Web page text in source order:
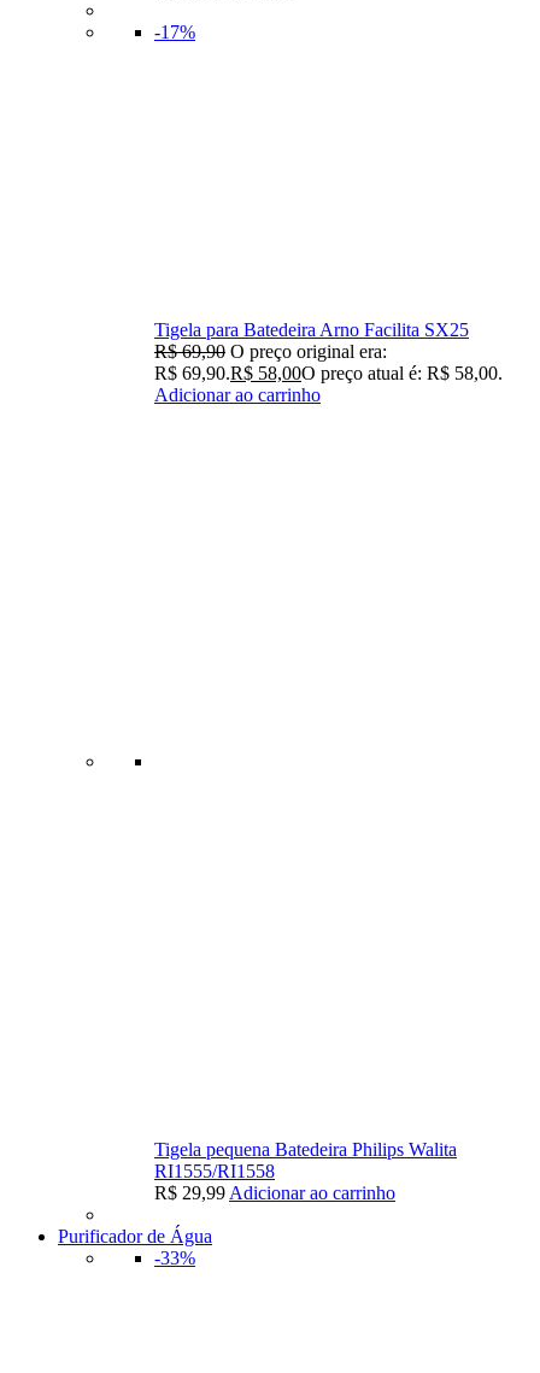
-17%
Tigela para Batedeira Arno Facilita SX25
R$69,90 O preço original era:
R$ 69,90.R$ 58,00O preço atual é: R$ 58,00.
Adicionar ao carrinho
Tigela pequena Batedeira Philips Walita
RI1555/RI1558
R$ 29,99 Adicionar ao carrinho
Purificador de Água
-33%